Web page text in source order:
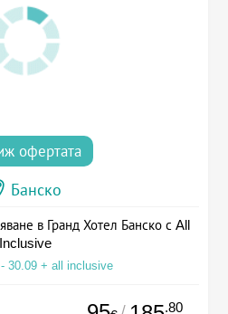
офертата
Банско
в Гранд Хотел Банско с All
Inclusive
- 30.09 + all inclusive
.80